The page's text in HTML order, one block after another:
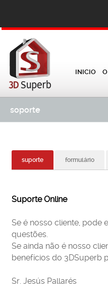
INICIO
soporte
suporte formulário
Suporte Online
Se é nosso cliente, pode
questões.
Se ainda não é nosso
benefícios do 3DSuperb
Sr. Jesús Pallarés